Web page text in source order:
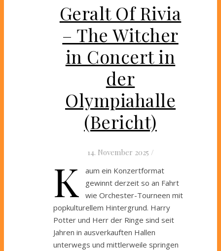
Geralt Of Rivia
– The Witcher
in Concert in
der
Olympiahalle
(Bericht)
14. November 2025 /
K
aum ein Konzertformat
gewinnt derzeit so an Fahrt
wie Orchester-Tourneen mit
popkulturellem Hintergrund. Harry
Potter und Herr der Ringe sind seit
Jahren in ausverkauften Hallen
unterwegs und mittlerweile springen